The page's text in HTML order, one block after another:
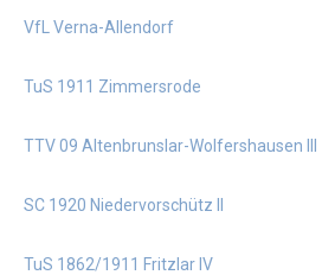
VfL Verna-Allendorf
TuS 1911 Zimmersrode
TTV 09 Altenbrunslar-Wolfershausen III
SC 1920 Niedervorschütz II
TuS 1862/1911 Fritzlar IV